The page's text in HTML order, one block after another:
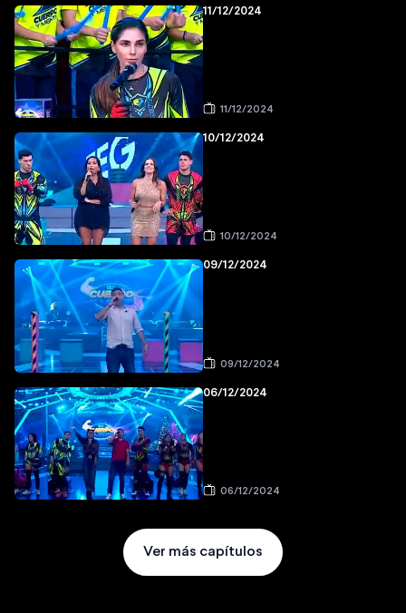
11/12/2024
11/12/2024
10/12/2024
10/12/2024
09/12/2024
09/12/2024
06/12/2024
06/12/2024
Ver más capítulos